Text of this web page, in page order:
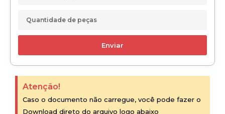
Enviar
Atenção!
Caso o documento não carregue, você pode fazer o
Download direto do arquivo logo abaixo